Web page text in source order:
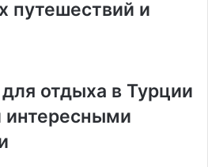
путешествий и
отдыха в Турции
интересными